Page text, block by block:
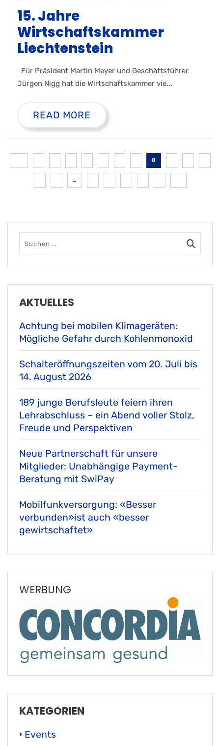
15. Jahre
Wirtschaftskammer
Liechtenstein
Für Präsident Martin Meyer und Geschäftsführer
Jürgen Nigg hat die Wirtschaftskammer vie...
READ MORE
8
…
AKTUELLES
Achtung bei mobilen Klimageräten:
Mögliche Gefahr durch Kohlenmonoxid
Schalteröffnungszeiten vom 20. Juli bis
14. August 2026
189 junge Berufsleute feiern ihren
Lehrabschluss – ein Abend voller Stolz,
Freude und Perspektiven
Neue Partnerschaft für unsere
Mitglieder: Unabhängige Payment-
Beratung mit SwiPay
Mobilfunkversorgung: «Besser
verbunden»ist auch «besser
gewirtschaftet»
WERBUNG
KATEGORIEN
Events